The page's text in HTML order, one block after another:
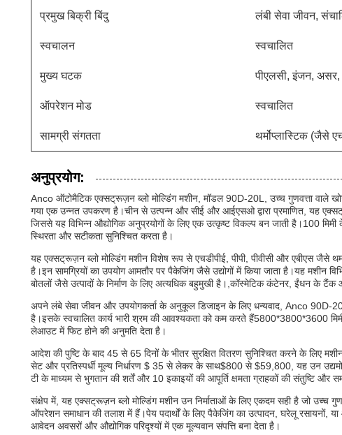
प्रमुख बिक्री बिंदु लंबी सेवा जीवन,
स्वचालन स्वचालित
मुख्य घटक पीएलसी, इंजन, असर,
ऑपरेशन मोड स्वचालित
सामग्री संगतता थर्मोप्लास्टिक (जैसे
अनुप्रयोग:
Anco ऑटोमैटिक एक्सट्रूज़न ब्लो मोल्डिंग मशीन, मॉडल 90D-20L, उच्च गुणवत्ता वाले
गया एक उन्नत उपकरण है।चीन से उत्पन्न और सीई और आईएसओ द्वारा प्रमाणित, यह
जिससे यह विभिन्न औद्योगिक अनुप्रयोगों के लिए एक उत्कृष्ट विकल्प बन जाती है।100
स्थिरता और सटीकता सुनिश्चित करता है।
यह एक्सट्रूज़न ब्लो मोल्डिंग मशीन विशेष रूप से एचडीपीई, पीपी, पीवीसी और एबीएस जैसे
है।इन सामग्रियों का उपयोग आमतौर पर पैकेजिंग जैसे उद्योगों में किया जाता है।यह मशीन
बोतलों जैसे उत्पादों के निर्माण के लिए अत्यधिक बहुमुखी है।,कॉस्मेटिक कंटेनर, ईंधन के
अपने लंबे सेवा जीवन और उपयोगकर्ता के अनुकूल डिजाइन के लिए धन्यवाद, Anco 90D-20L
है।इसके स्वचालित कार्य भारी श्रम की आवश्यकता को कम करते हैं5800*3800*3600
लेआउट में फिट होने की अनुमति देता है।
आदेश की पुष्टि के बाद 45 से 65 दिनों के भीतर सुरक्षित वितरण सुनिश्चित करने के लिए
सेट और प्रतिस्पर्धी मूल्य निर्धारण $ 35 से लेकर के साथ$800 से $59,800, यह उन
टी के माध्यम से भुगतान की शर्तें और 10 इकाइयों की आपूर्ति क्षमता ग्राहकों की संतुष्टि और
संक्षेप में, यह एक्सट्रूज़न ब्लो मोल्डिंग मशीन उन निर्माताओं के लिए एकदम सही है जो उच्च
ऑपरेशन समाधान की तलाश में हैं।पेय पदार्थों के लिए पैकेजिंग का उत्पादन, घरेलू रसायनों,
आवेदन अवसरों और औद्योगिक परिदृश्यों में एक मूल्यवान संपत्ति बना देता है।